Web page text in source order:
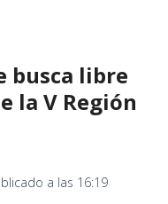
busca libre
la V Región
a las 16:19